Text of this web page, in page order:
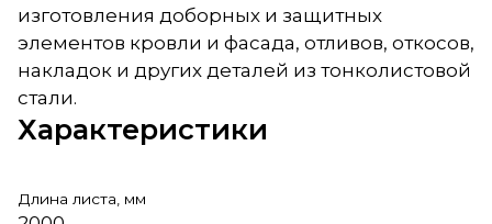
изготовления доборных и защитных
элементов кровли и фасада, отливов, откосов,
накладок и других деталей из тонколистовой
стали.
Характеристики
Длина листа, мм